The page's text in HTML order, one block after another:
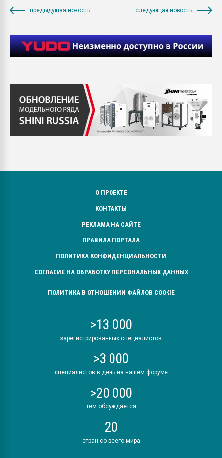
предыдущая новость следующая новость
О ПРОЕКТЕ
КОНТАКТЫ
РЕКЛАМА НА САЙТЕ
ПРАВИЛА ПОРТАЛА
ПОЛИТИКА КОНФИДЕНЦИАЛЬНОСТИ
СОГЛАСИЕ НА ОБРАБОТКУ ПЕРСОНАЛЬНЫХ ДАННЫХ
ПОЛИТИКА В ОТНОШЕНИИ ФАЙЛОВ COOKIE
>13 000
зарегистрированных специалистов
>3 000
специалистов в день на нашем форуме
>20 000
тем обсуждается
20
стран со всего мира